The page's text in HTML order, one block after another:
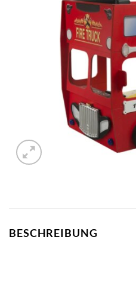
BESCHREIBUNG